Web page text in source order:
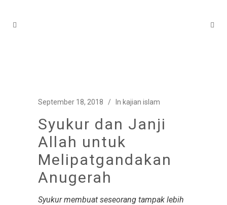
September 18, 2018 In kajian islam
Syukur dan Janji
Allah untuk
Melipatgandakan
Anugerah
Syukur membuat seseorang tampak lebih